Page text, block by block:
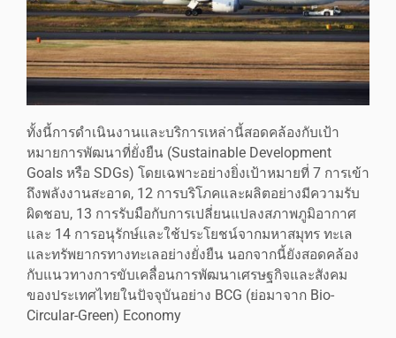
ทั้งนี้การดำเนินงานและบริการเหล่านี้สอดคล้องกับเป้า
หมายการพัฒนาที่ยั่งยืน (Sustainable Development
Goals หรือ SDGs) โดยเฉพาะอย่างยิ่งเป้าหมายที่ 7 การเข้า
ถึงพลังงานสะอาด, 12 การบริโภคและผลิตอย่างมีความรับ
ผิดชอบ, 13 การรับมือกับการเปลี่ยนแปลงสภาพภูมิอากาศ
และ 14 การอนุรักษ์และใช้ประโยชน์จากมหาสมุทร ทะเล
และทรัพยากรทางทะเลอย่างยั่งยืน นอกจากนี้ยังสอดคล้อง
กับแนวทางการขับเคลื่อนการพัฒนาเศรษฐกิจและสังคม
ของประเทศไทยในปัจจุบันอย่าง BCG (ย่อมาจาก Bio-
Circular-Green) Economy